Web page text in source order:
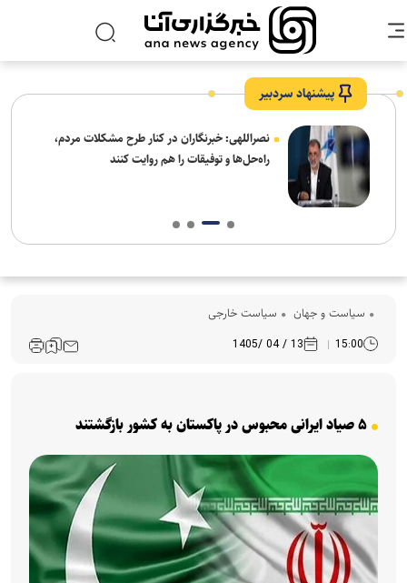
پیشنهاد سردبیر
نصراللهی: خبرنگاران در کنار طرح مشکلات مردم،
راه‌حل‌ها و توفیقات را هم روایت کنند
سیاست و جهان سیاست خارجی
15:00
13 / 04 /1405
۵ صیاد ایرانی محبوس در پاکستان به کشور بازگشتند